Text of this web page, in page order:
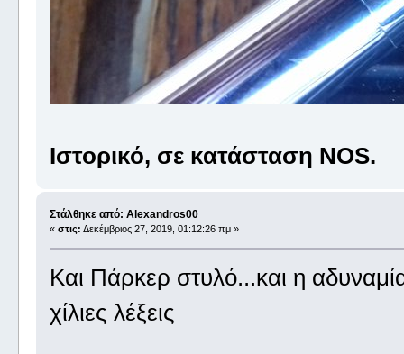
Ιστορικό, σε κατάσταση NOS.
Στάλθηκε από: Alexandros00
« στις: Δεκέμβριος 27, 2019, 01:12:26 πμ »
Και Πάρκερ στυλό...και η
χίλιες λέξεις